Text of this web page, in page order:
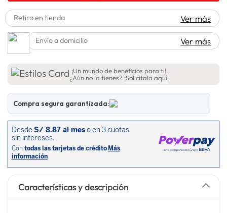
Retiro en tienda Ver más
Envío a domicilio Ver más
¡Un mundo de beneficios para ti!
¿Aún no la tienes? ¡Solicítala aquí!
Compra segura garantizada:
Características y descripción